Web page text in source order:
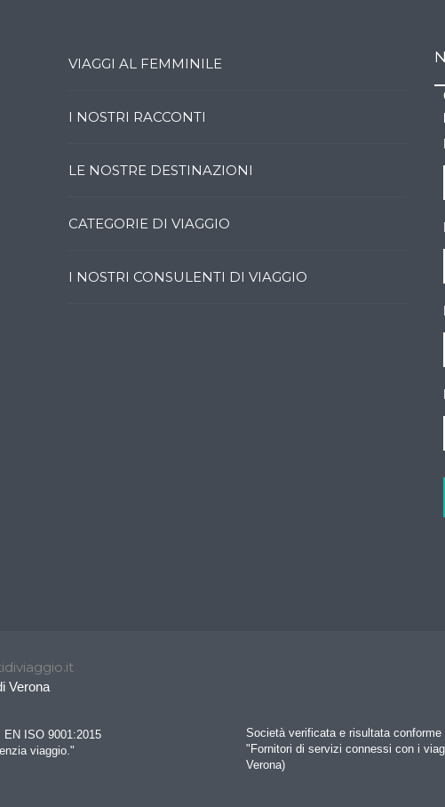
VIAGGI AL FEMMINILE
I NOSTRI RACCONTI
LE NOSTRE DESTINAZIONI
CATEGORIE DI VIAGGIO
I NOSTRI CONSULENTI DI VIAGGIO
Verona
ISO 9001:2015
viaggio."
Società verificata e risultata
"Fornitori di servizi connessi con i
Verona)